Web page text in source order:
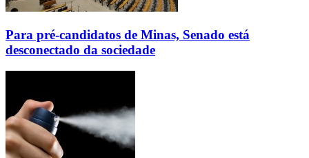
Para pré-candidatos de Minas, Senado está
desconectado da sociedade